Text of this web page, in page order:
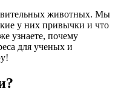
животных. Мы
у них привычки и что
узнаете, почему
для ученых и